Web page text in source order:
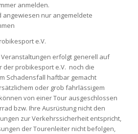
anmelden.
angewiesen nur angemeldete
e.V.
erfolgt generell auf
der probikesport e.V. noch die
Schadensfall haftbar gemacht
oder grob fahrlässigem
von einer Tour ausgeschlossen
bzw. Ihre Ausrüstung nicht den
zur Verkehrssicherheit entspricht,
der Tourenleiter nicht befolgen,